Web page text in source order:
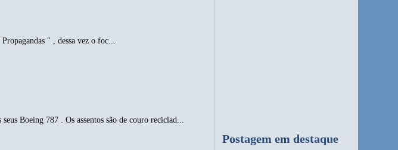
" , dessa vez o foc...
Boeing 787 . Os assentos são de couro reciclad...
Postagem em destaque